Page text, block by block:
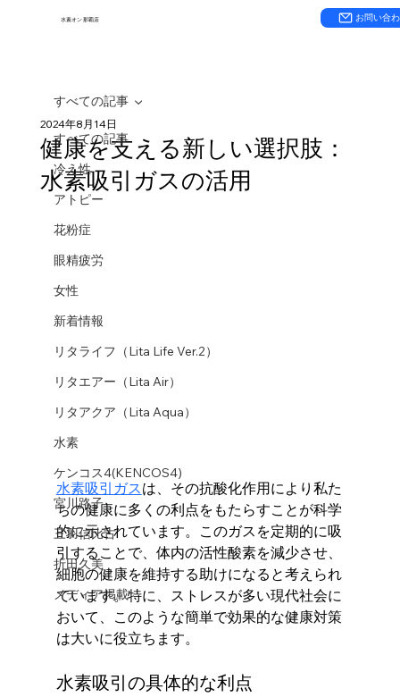
水素オン 那覇店 お問い合
すべての記事
冷え性
アトピー
花粉症
眼精疲労
女性
新着情報
リタライフ（Lita Life Ver.2）
リタエアー（Lita Air）
リタアクア（Lita Aqua）
水素
ケンコス4(KENCOS4)
宮川路子
三羽信比古
折田久美
メディア掲載
すべての記事
健康を支える新しい選択肢：
水素吸引ガスの活用
2024年8月14日
水素吸引ガスは、その抗酸化作用により私た
ちの健康に多くの利点をもたらすことが科学
的に示されています。このガスを定期的に吸
引することで、体内の活性酸素を減少させ、
細胞の健康を維持する助けになると考えられ
ています。特に、ストレスが多い現代社会に
おいて、このような簡単で効果的な健康対策
は大いに役立ちます。
水素吸引の具体的な利点